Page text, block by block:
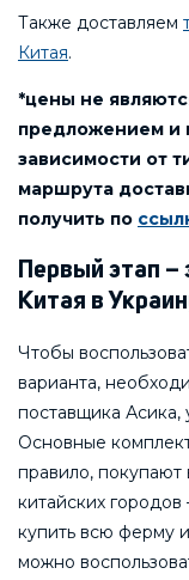
Также доставляем
Китая.
*цены не
предложением и
зависимости от
маршрута
получить по
Первый этап –
Китая в
Чтобы
варианта,
поставщика
Основные
правило,
китайских
купить всю ферму
можно